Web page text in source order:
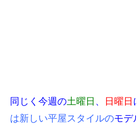
同じく今週の土曜日 、 日曜日
は新しい平屋スタイルのモデ